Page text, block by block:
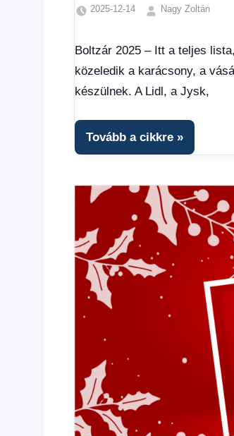
2025-12-14
Nagy Zoltán
Boltzár 2025 – Itt a teljes
közeledik a karácsony, a
készülnek. A Lidl, a Jysk,
Tovább a cikkre